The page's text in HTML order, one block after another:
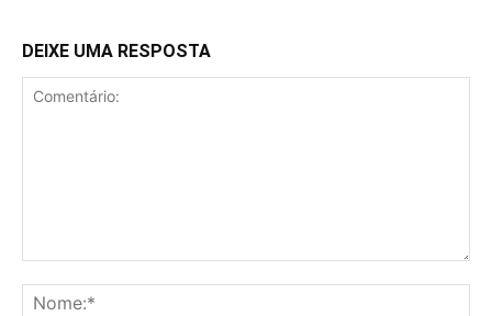
DEIXE UMA RESPOSTA